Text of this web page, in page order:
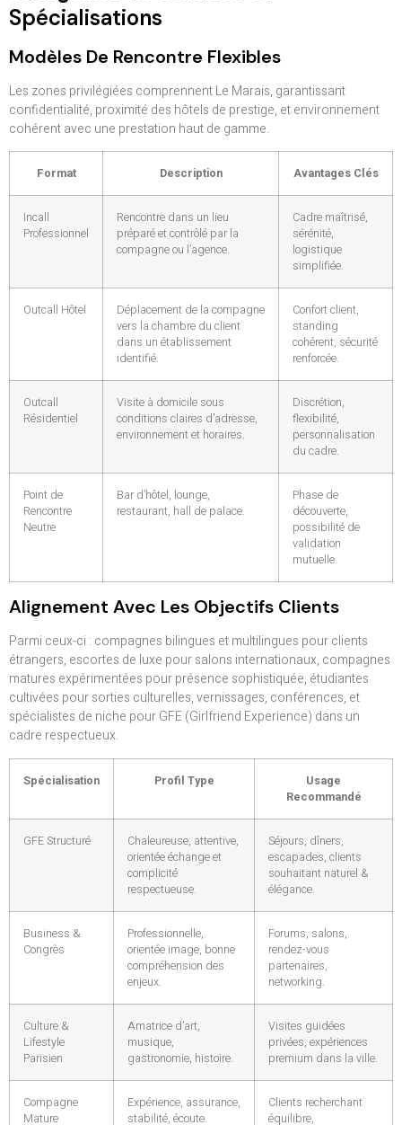
Spécialisations
Modèles De Rencontre Flexibles
Les zones privilégiées comprennent Le Marais, garantissant
confidentialité, proximité des hôtels de prestige, et environnement
cohérent avec une prestation haut de gamme.
Format Description Avantages Clés
Incall
Professionnel
Rencontre dans un lieu
préparé et contrôlé par la
compagne ou l’agence.
Cadre maîtrisé,
sérénité,
logistique
simplifiée.
Outcall Hôtel
Déplacement de la compagne
vers la chambre du client
dans un établissement
identifié.
Confort client,
standing
cohérent, sécurité
renforcée.
Outcall
Résidentiel
Visite à domicile sous
conditions claires d’adresse,
environnement et horaires.
Discrétion,
flexibilité,
personnalisation
du cadre.
Point de
Rencontre
Neutre
Bar d’hôtel, lounge,
restaurant, hall de palace.
Phase de
découverte,
possibilité de
validation
mutuelle.
Alignement Avec Les Objectifs Clients
Parmi ceux-ci : compagnes bilingues et multilingues pour clients
étrangers, escortes de luxe pour salons internationaux, compagnes
matures expérimentées pour présence sophistiquée, étudiantes
cultivées pour sorties culturelles, vernissages, conférences, et
spécialistes de niche pour GFE (Girlfriend Experience) dans un
cadre respectueux.
Spécialisation Profil Type
Usage
Recommandé
GFE Structuré
Chaleureuse, attentive,
orientée échange et
complicité
respectueuse.
Séjours, dîners,
escapades, clients
souhaitant naturel &
élégance.
Business &
Congrès
Professionnelle,
orientée image, bonne
compréhension des
enjeux.
Forums, salons,
rendez-vous
partenaires,
networking.
Culture &
Lifestyle
Parisien
Amatrice d’art,
musique,
gastronomie, histoire.
Visites guidées
privées, expériences
premium dans la ville.
Compagne
Mature
Expérience, assurance,
stabilité, écoute.
Clients recherchant
équilibre,